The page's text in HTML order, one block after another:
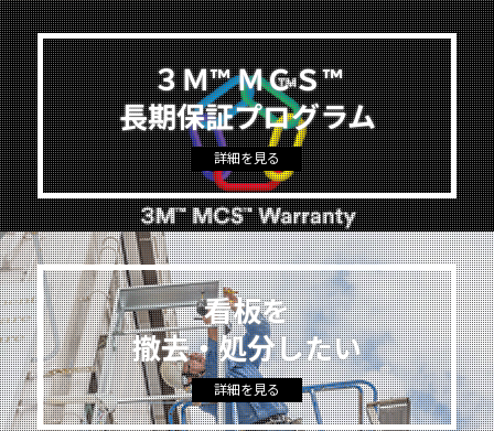
３Ｍ™ ＭＣＳ™
長期保証プログラム
詳細を見る
看板を
撤去・処分したい
詳細を見る